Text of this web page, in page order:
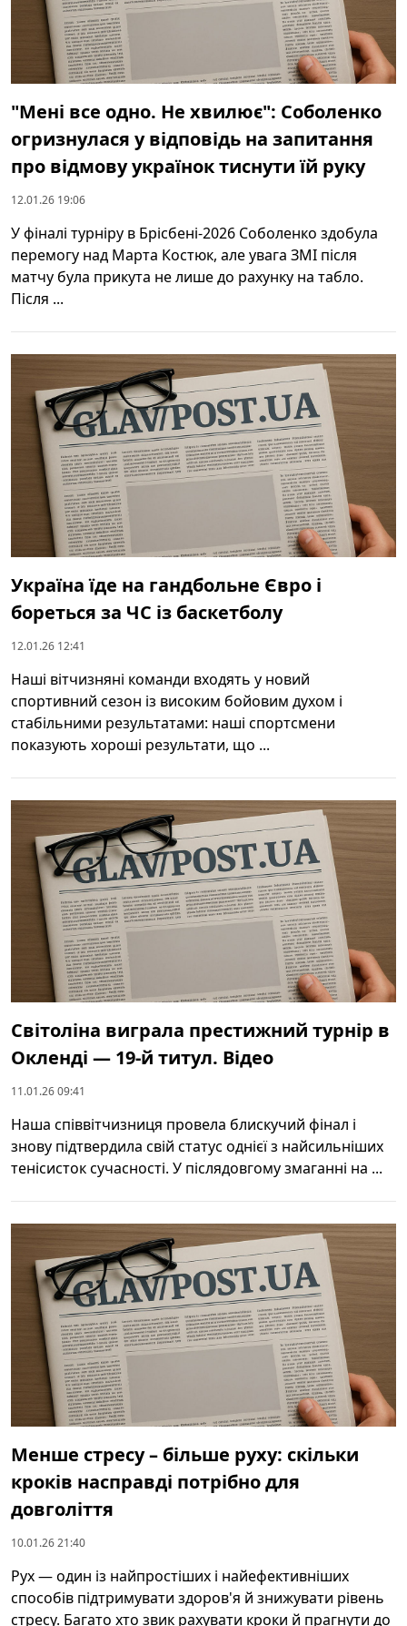
"Мені все одно. Не хвилює": Соболенко
огризнулася у відповідь на запитання
про відмову українок тиснути їй руку
12.01.26 19:06
У фіналі турніру в Брісбені-2026 Соболенко здобула
перемогу над Марта Костюк, але увага ЗМІ після
матчу була прикута не лише до рахунку на табло.
Після ...
Україна їде на гандбольне Євро і
бореться за ЧС із баскетболу
12.01.26 12:41
Наші вітчизняні команди входять у новий
спортивний сезон із високим бойовим духом і
стабільними результатами: наші спортсмени
показують хороші результати, що ...
Світоліна виграла престижний турнір в
Окленді — 19-й титул. Відео
11.01.26 09:41
Наша співвітчизниця провела блискучий фінал і
знову підтвердила свій статус однієї з найсильніших
тенісисток сучасності. У післядовгому змаганні на ...
Менше стресу – більше руху: скільки
кроків насправді потрібно для
довголіття
10.01.26 21:40
Рух — один із найпростіших і найефективніших
способів підтримувати здоров'я й знижувати рівень
стресу. Багато хто звик рахувати кроки й прагнути до